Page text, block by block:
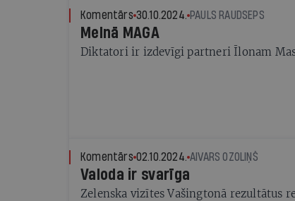
Komentārs 30.10.2024. PAULS RAUDSEPS
Melnā MAGA
Diktatori ir izdevīgi partneri Īlonam
Komentārs 02.10.2024. AIVARS OZOLIŅŠ
Valoda ir svarīga
Zelenska vizītes Vašingtonā rezultātus